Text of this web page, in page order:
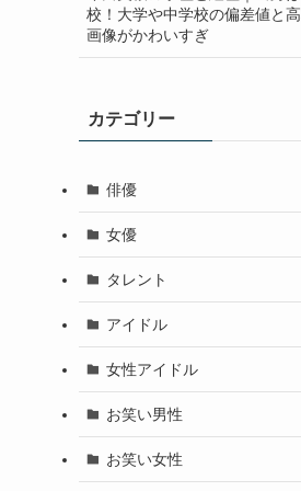
校！大学や中学校の偏差値と
画像がかわいすぎ
カテゴリー
俳優
女優
タレント
アイドル
女性アイドル
お笑い男性
お笑い女性